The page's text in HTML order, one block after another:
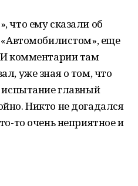
что ему сказали об
«Автомобилистом», еще
комментарии там
уже зная о том, что
главный
Никто не догадался
то очень неприятное и